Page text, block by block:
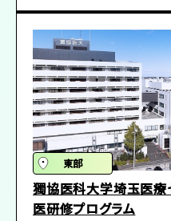
た、より高度な重症患者管理
ョンに入ることもできます。
本プログラムの大きな特徴と
小児の各領域の重症患者に対
の医療を研修することができま
埼玉県立小児医療センターに
を専門とする外科系の診療科
科、コメディカル部門が充実し
さらに、これら各診療科、部門
に相談でき、より有意義な研修
ります。しかし、大学病院とは
あるさまざまな連携施設にお
り、専攻医は、産婦況により
グラム管理委員会が決定します
人科領域のプライマリーケア
い特色ある多様な地域医療を
するニーズの多様性、地域連
重要性も習得することができま
なお、各産婦人科専攻医の研
希望と各施設の状況により、
グラム管理委員会が決定します
東部
獨協医科大学埼玉医
医研修プログラム